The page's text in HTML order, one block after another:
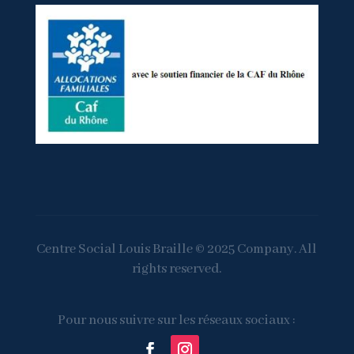
Centre Social Louis Braille © 2025 Company. All
rights reserved.
Pour nous suivre sur les réseaux sociaux :